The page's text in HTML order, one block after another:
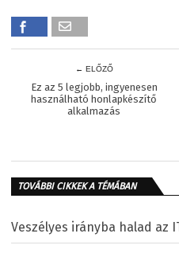
← ELŐZŐ
Ez az 5 legjobb, ingyenesen
használható honlapkészítő
alkalmazás
TOVÁBBI CIKKEK A TÉMÁBAN
Veszélyes irányba halad az